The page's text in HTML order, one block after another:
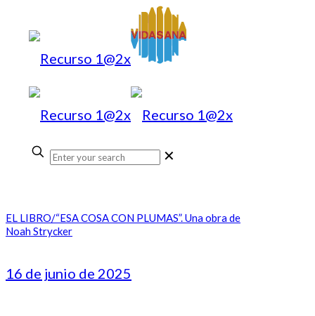
✕
EL LIBRO/“ESA COSA CON PLUMAS”. Una obra de
Noah Strycker
16 de junio de 2025